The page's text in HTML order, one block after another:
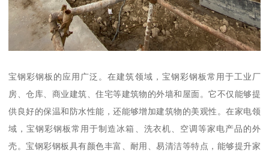
宝钢彩钢板的应用广泛。在建筑领域，宝钢彩钢板常用于工业厂
房、仓库、商业建筑、住宅等建筑物的外墙和屋面。它不仅能够提
供良好的保温和防水性能，还能够增加建筑物的美观性。在家电领
域，宝钢彩钢板常用于制造冰箱、洗衣机、空调等家电产品的外
壳。宝钢彩钢板具有颜色丰富、耐用、易清洁等特点，能够提升家